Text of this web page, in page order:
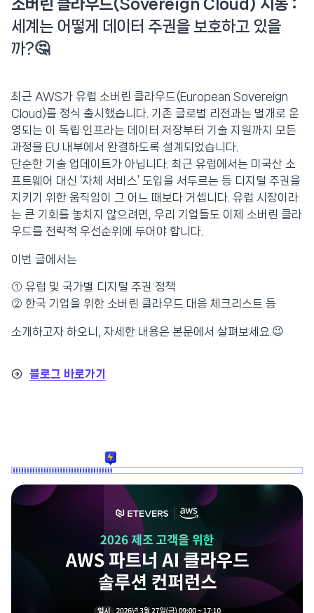
소버린 클라우드(Sovereign Cloud) 시동 :
세계는 어떻게 데이터 주권을 보호하고 있을
까?🤔
최근 AWS가 유럽 소버린 클라우드(European Sovereign
Cloud)를 정식 출시했습니다. 기존 글로벌 리전과는 별개로 운
영되는 이 독립 인프라는 데이터 저장부터 기술 지원까지 모든
과정을 EU 내부에서 완결하도록 설계되었습니다.
단순한 기술 업데이트가 아닙니다. 최근 유럽에서는 미국산 소
프트웨어 대신 ‘자체 서비스’ 도입을 서두르는 등 디지털 주권을
지키기 위한 움직임이 그 어느 때보다 거셉니다. 유럽 시장이라
는 큰 기회를 놓치지 않으려면, 우리 기업들도 이제 소버린 클라
우드를 전략적 우선순위에 두어야 합니다.
이번 글에서는
① 유럽 및 국가별 디지털 주권 정책
② 한국 기업을 위한 소버린 클라우드 대응 체크리스트 등
소개하고자 하오니, 자세한 내용은 본문에서 살펴보세요.😉
블로그 바로가기